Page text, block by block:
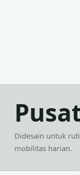
Didesain untuk
mobilitas harian.